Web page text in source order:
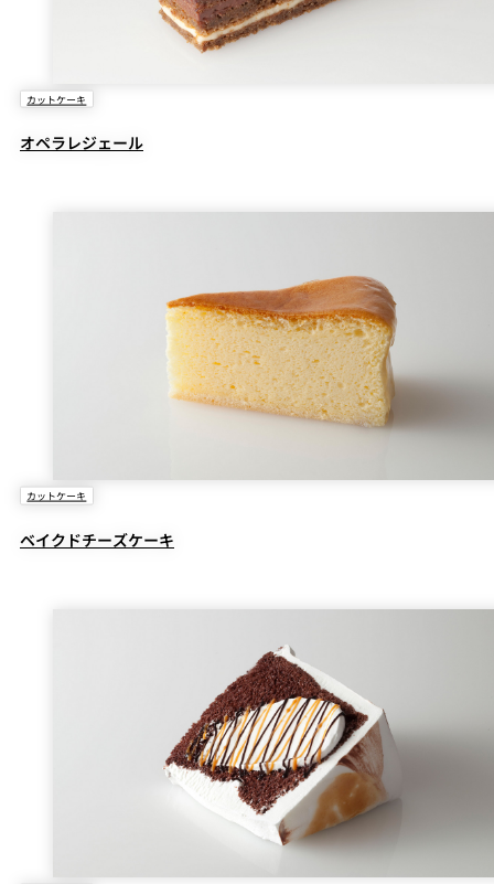
カットケーキ
オペラレジェール
カットケーキ
ベイクドチーズケーキ